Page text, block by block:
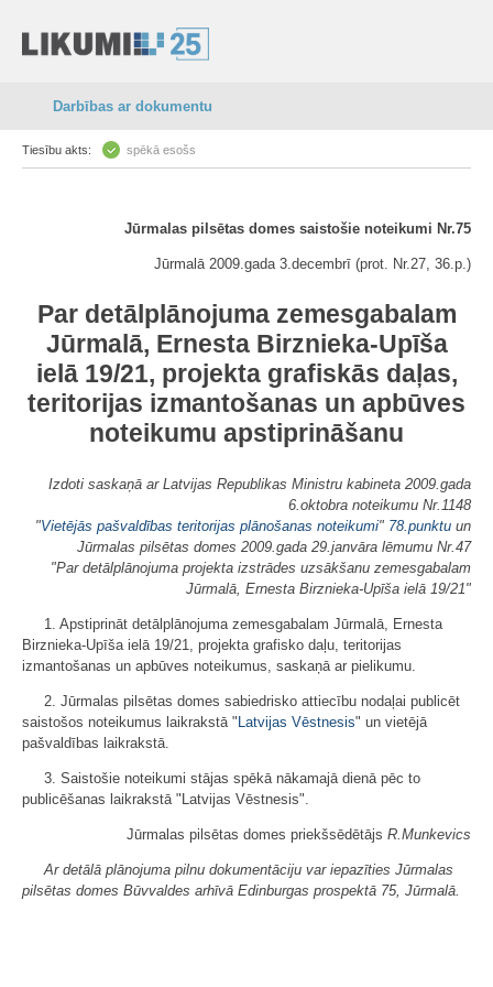
Darbības ar dokumentu
Tiesību akts: spēkā esošs
Jūrmalas pilsētas domes saistošie noteikumi Nr.75
Jūrmalā 2009.gada 3.decembrī (prot. Nr.27, 36.p.)
Par detālplānojuma zemesgabalam
Jūrmalā, Ernesta Birznieka-Upīša
ielā 19/21, projekta grafiskās daļas,
teritorijas izmantošanas un apbūves
noteikumu apstiprināšanu
Izdoti saskaņā ar Latvijas Republikas Ministru kabineta 2009.gada
6.oktobra noteikumu Nr.1148
"Vietējās pašvaldības teritorijas plānošanas noteikumi" 78.punktu un
Jūrmalas pilsētas domes 2009.gada 29.janvāra lēmumu Nr.47
"Par detālplānojuma projekta izstrādes uzsākšanu zemesgabalam
Jūrmalā, Ernesta Birznieka-Upīša ielā 19/21"
1. Apstiprināt detālplānojuma zemesgabalam Jūrmalā, Ernesta
Birznieka-Upīša ielā 19/21, projekta grafisko daļu, teritorijas
izmantošanas un apbūves noteikumus, saskaņā ar pielikumu.
2. Jūrmalas pilsētas domes sabiedrisko attiecību nodaļai publicēt
saistošos noteikumus laikrakstā " Latvijas Vēstnesis" un vietējā
pašvaldības laikrakstā.
3. Saistošie noteikumi stājas spēkā nākamajā dienā pēc to
publicēšanas laikrakstā "Latvijas Vēstnesis".
Jūrmalas pilsētas domes priekšsēdētājs R.Munkevics
Ar detālā plānojuma pilnu dokumentāciju var iepazīties Jūrmalas
pilsētas domes Būvvaldes arhīvā Edinburgas prospektā 75, Jūrmalā.